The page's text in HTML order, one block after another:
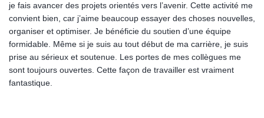
je fais avancer des projets orientés vers l’avenir. Cette activité me
convient bien, car j’aime beaucoup essayer des choses nouvelles,
organiser et optimiser. Je bénéficie du soutien d’une équipe
formidable. Même si je suis au tout début de ma carrière, je suis
prise au sérieux et soutenue. Les portes de mes collègues me
sont toujours ouvertes. Cette façon de travailler est vraiment
fantastique.